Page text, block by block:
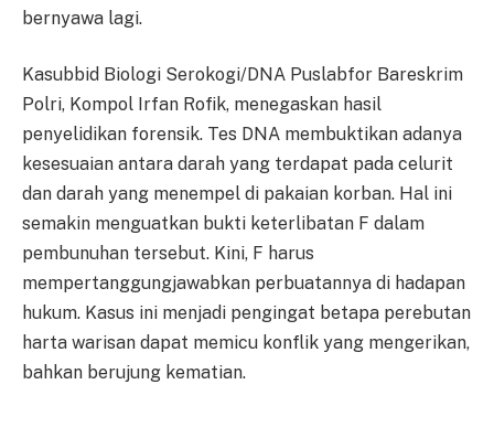
bernyawa lagi.
Kasubbid Biologi Serokogi/DNA Puslabfor Bareskrim
Polri, Kompol Irfan Rofik, menegaskan hasil
penyelidikan forensik. Tes DNA membuktikan adanya
kesesuaian antara darah yang terdapat pada celurit
dan darah yang menempel di pakaian korban. Hal ini
semakin menguatkan bukti keterlibatan F dalam
pembunuhan tersebut. Kini, F harus
mempertanggungjawabkan perbuatannya di hadapan
hukum. Kasus ini menjadi pengingat betapa perebutan
harta warisan dapat memicu konflik yang mengerikan,
bahkan berujung kematian.